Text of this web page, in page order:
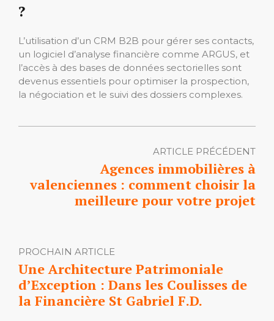
?
L’utilisation d’un CRM B2B pour gérer ses contacts,
un logiciel d’analyse financière comme ARGUS, et
l’accès à des bases de données sectorielles sont
devenus essentiels pour optimiser la prospection,
la négociation et le suivi des dossiers complexes.
ARTICLE PRÉCÉDENT
Agences immobilières à
valenciennes : comment choisir la
meilleure pour votre projet
PROCHAIN ARTICLE
Une Architecture Patrimoniale
d’Exception : Dans les Coulisses de
la Financière St Gabriel F.D.